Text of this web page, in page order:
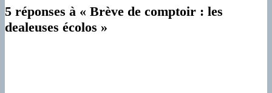
5 réponses à « Brève de comptoir : les
dealeuses écolos »